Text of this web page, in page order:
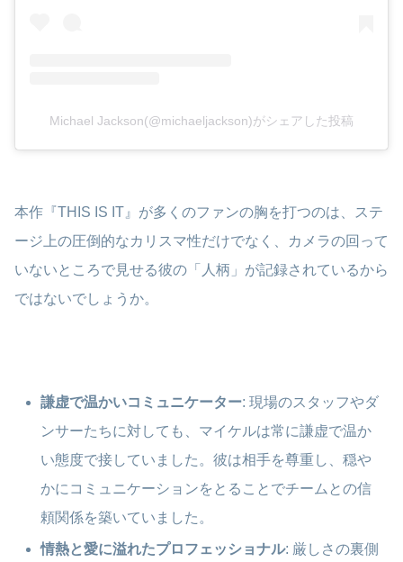
Michael Jackson(@michaeljackson)がシェアした投稿
本作『THIS IS IT』が多くのファンの胸を打つのは、ステ
ージ上の圧倒的なカリスマ性だけでなく、カメラの回って
いないところで見せる彼の「人柄」が記録されているから
ではないでしょうか。
謙虚で温かいコミュニケーター: 現場のスタッフやダ
ンサーたちに対しても、マイケルは常に謙虚で温か
い態度で接していました。彼は相手を尊重し、穏や
かにコミュニケーションをとることでチームとの信
頼関係を築いていました。
情熱と愛に溢れたプロフェッショナル: 厳しさの裏側